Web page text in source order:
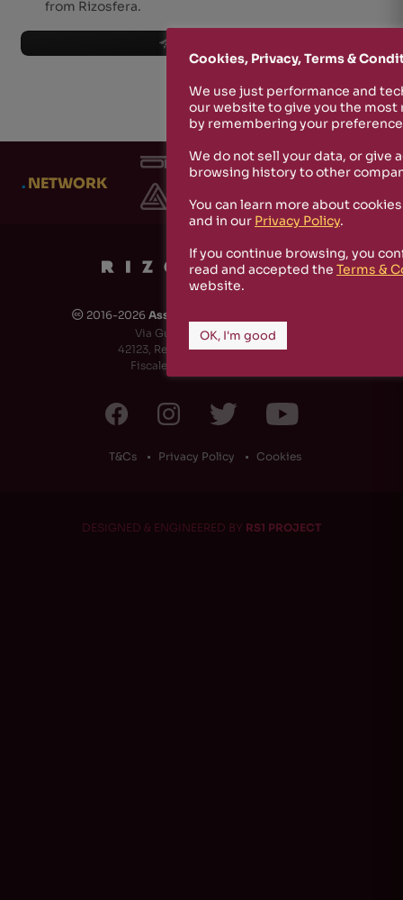
from Rizosfera.
.NETWORK
🅭 2016-2026 Associazione Culturale Rizosfera
Via Guido de Ruggiero, 6
42123, Reggio Emilia (RE) - Italy
Fiscale Code: 91174790351
T&Cs Privacy Policy Cookies
DESIGNED & ENGINEERED BY RS1 PROJECT
Cookies, Privacy, Terms &
We use just performance and
our website to give you the
by remembering your
We do not sell your data, or give
browsing history to other
You can learn more about
and in our Privacy Policy.
If you continue browsing, you
read and accepted the Terms &
website.
OK, I'm good